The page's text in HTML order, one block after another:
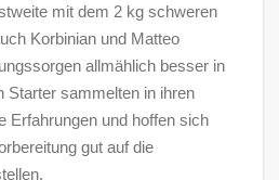
mit dem 2 kg schweren
Korbinian und Matteo
allmählich besser in
Starter sammelten in ihren
Erfahrungen und hoffen sich
gut auf die